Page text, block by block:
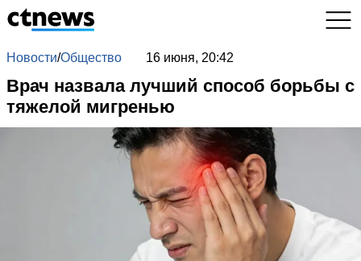
Новости/Общество 16 июня, 20:42
Врач назвала лучший способ борьбы с
тяжелой мигренью